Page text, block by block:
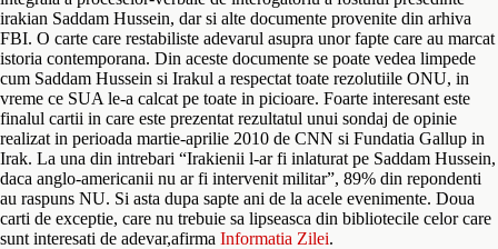
irakian Saddam Hussein, dar si alte documente provenite din arhiva
FBI. O carte care restabiliste adevarul asupra unor fapte care au marcat
istoria contemporana. Din aceste documente se poate vedea limpede
cum Saddam Hussein si Irakul a respectat toate rezolutiile ONU, in
vreme ce SUA le-a calcat pe toate in picioare. Foarte interesant este
finalul cartii in care este prezentat rezultatul unui sondaj de opinie
realizat in perioada martie-aprilie 2010 de CNN si Fundatia Gallup in
Irak. La una din intrebari “Irakienii l-ar fi inlaturat pe Saddam Hussein,
daca anglo-americanii nu ar fi intervenit militar”, 89% din repondenti
au raspuns NU. Si asta dupa sapte ani de la acele evenimente. Doua
carti de exceptie, care nu trebuie sa lipseasca din bibliotecile celor care
sunt interesati de adevar,afirma Informatia Zilei.